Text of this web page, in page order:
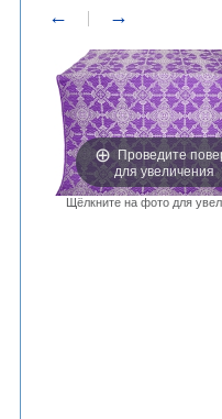
← →
Проведите
для увеличения
Щёлкните на фото для